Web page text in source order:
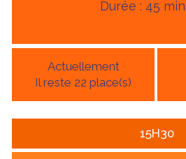
Durée : 45 min
Actuellement
Il reste 22 place(s)
15H30